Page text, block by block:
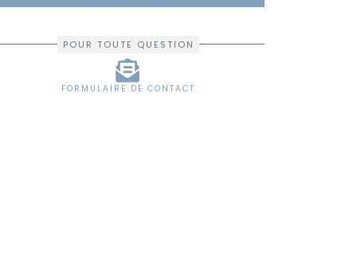
POUR TOUTE QUESTION
FORMULAIRE DE CONTACT